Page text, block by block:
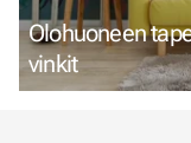
Olohuoneen
vinkit